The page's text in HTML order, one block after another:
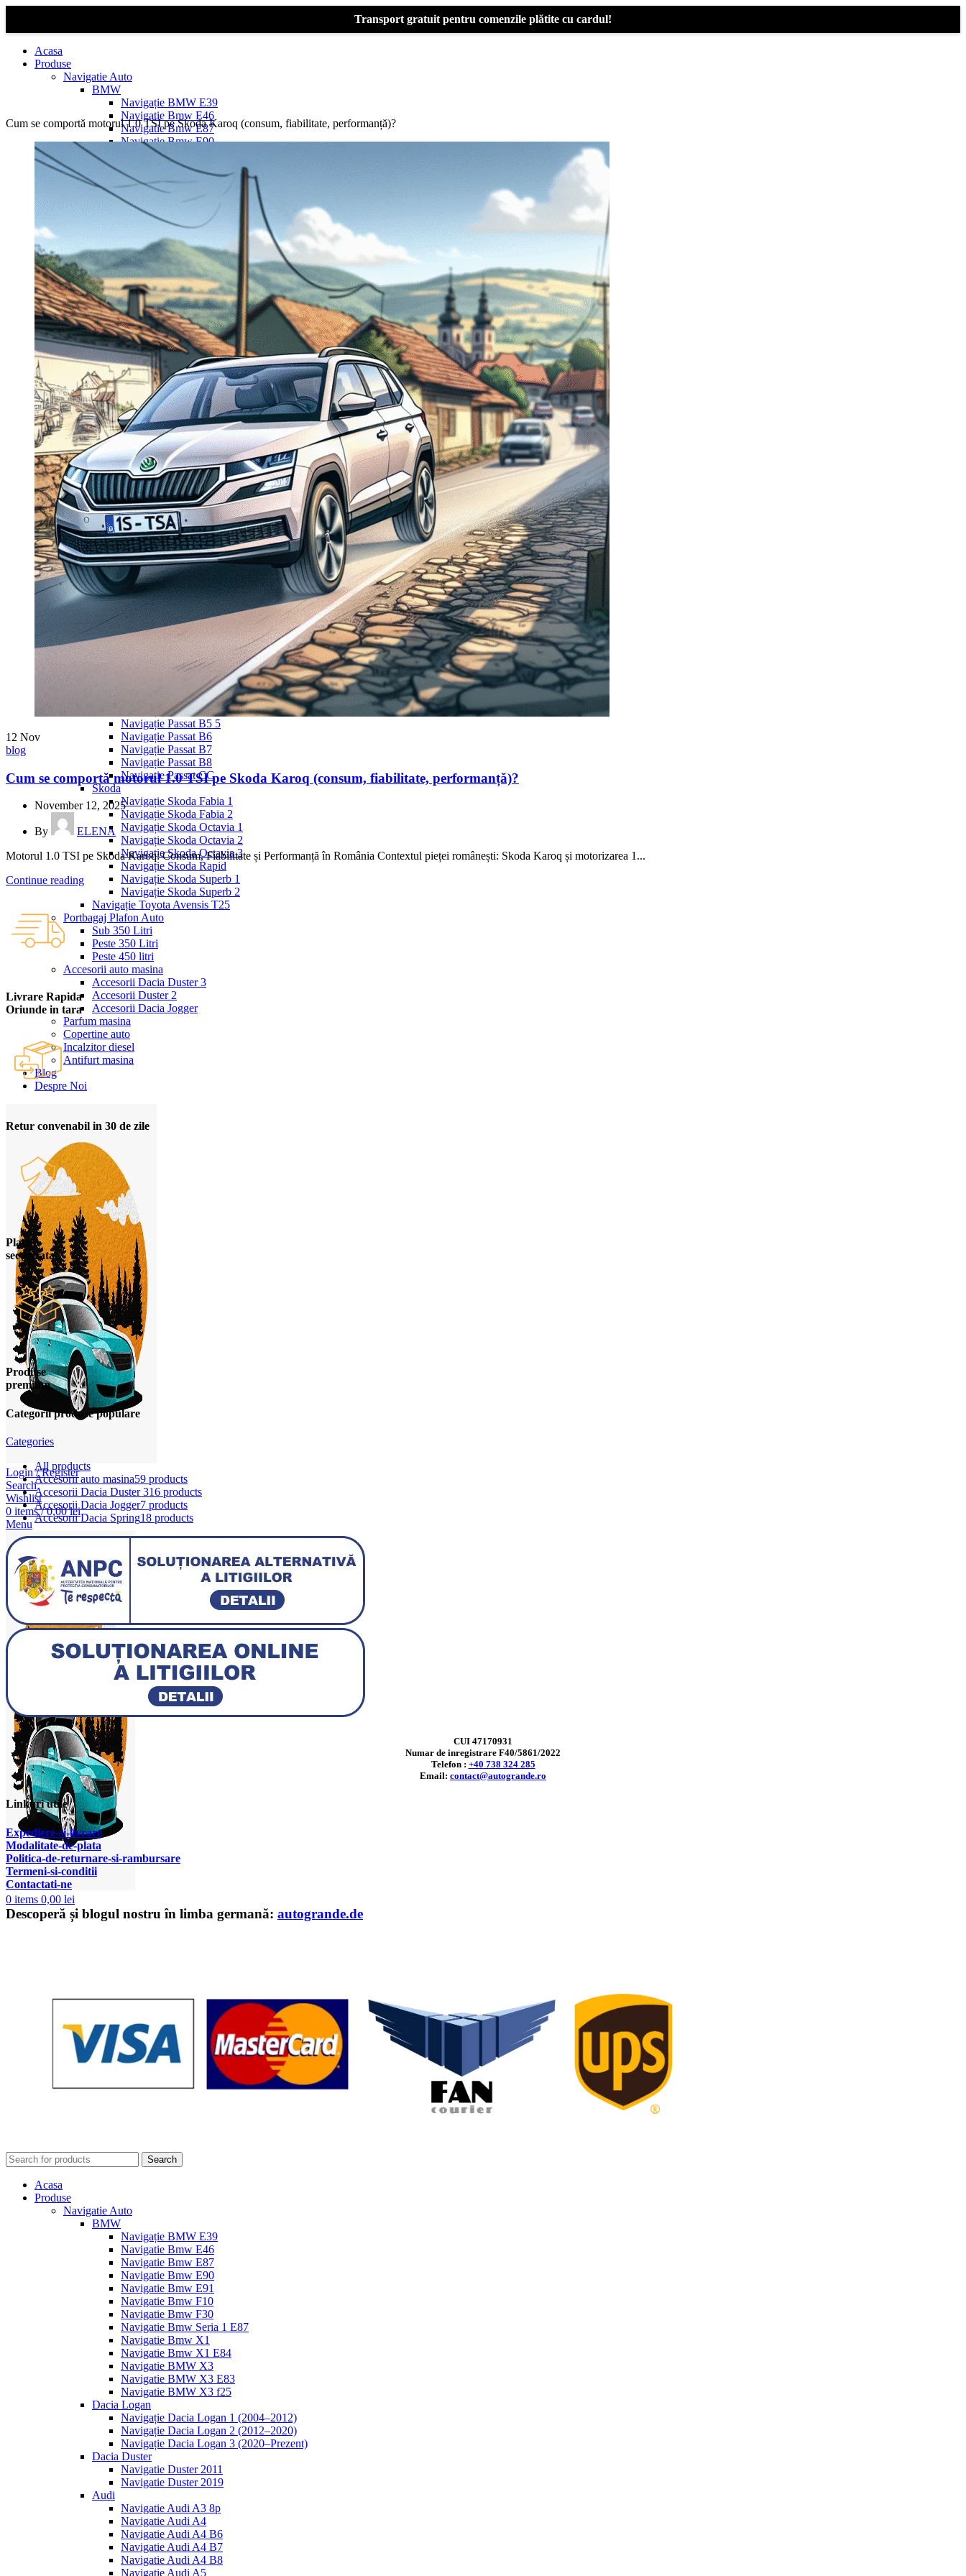
Transport gratuit pentru comenzile plătite cu cardul!
Acasa
Produse
Navigatie Auto
BMW
Navigație BMW E39
Navigatie Bmw E46
Navigatie Bmw E87
Navigatie Bmw E90
Navigatie Bmw E91
Navigatie Bmw F10
Navigatie Bmw F30
Navigatie Bmw Seria 1 E87
Navigatie Bmw X1
Navigatie Bmw X1 E84
Navigatie BMW X3
Navigatie BMW X3 E83
Navigatie BMW X3 f25
Dacia Logan
Navigație Dacia Logan 1 (2004–2012)
Navigație Dacia Logan 2 (2012–2020)
Navigație Dacia Logan 3 (2020–Prezent)
Dacia Duster
Navigatie Duster 2011
Navigatie Duster 2019
Audi
Navigatie Audi A3 8p
Navigatie Audi A4
Navigatie Audi A4 B6
Navigatie Audi A4 B7
Navigatie Audi A4 B8
Navigatie Audi A5
Navigatie Audi A6 C5
Navigatie Audi A6 C6
Navigatie Audi A6 C7
Navigatie Audi Q5
Ford
Navigație Ford Fiesta
Navigație Ford Focus 1
Navigație Ford Focus 2
Navigație Ford Focus MK3
Navigație Ford Mondeo MK3
Navigație Ford Mondeo MK4
Navigație Ford Transit
Mercedes
Navigație Mercedes C Class W203
Navigație Mercedes C Class W204
Navigație Mercedes W203
Navigație Mercedes W204
Navigație Mercedes W211
Navigație Mercedes Sprinter
Navigație Passat B5
Navigație Passat B5 5
Navigație Passat B6
Navigație Passat B7
Navigație Passat B8
Navigație Passat CC
Skoda
Navigație Skoda Fabia 1
Navigație Skoda Fabia 2
Navigație Skoda Octavia 1
Navigație Skoda Octavia 2
Navigație Skoda Octavia 3
Navigație Skoda Rapid
Navigație Skoda Superb 1
Navigație Skoda Superb 2
Navigație Toyota Avensis T25
Portbagaj Plafon Auto
Sub 350 Litri
Peste 350 Litri
Peste 450 litri
Accesorii auto masina
Accesorii Dacia Duster 3
Accesorii Duster 2
Accesorii Dacia Jogger
Parfum masina
Copertine auto
Incalzitor diesel
Antifurt masina
Blog
Despre Noi
Login / Register
Search
Wishlist
0 items / 0,00lei
Menu
0 items 0,00 lei
Cum se comportă motorul 1.0 TSI pe Skoda Karoq (consum, fiabilitate, performanță)?
12 Nov
blog
Cum se comportă motorul 1.0 TSI pe Skoda Karoq (consum, fiabilitate, performanță)?
November 12, 2025
By
ELENA
Motorul 1.0 TSI pe Skoda Karoq: Consum, Fiabilitate și Performanță în România Contextul pieței românești: Skoda Karoq și motorizarea 1...
Continue reading
Livrare Rapida
Oriunde in tara
Retur convenabil in 30 de zile
Plata
securizata
Produse
premium
Categorii produse populare
Categories
All products
Accesorii auto masina59 products
Accesorii Dacia Duster 316 products
Accesorii Dacia Jogger7 products
Accesorii Dacia Spring18 products
CUI 47170931
Numar de inregistrare F40/5861/2022
Telefon : +40 738 324 285
Email: contact@autogrande.ro
Linkuri utile
Expediere-si-livrare
Modalitate-de-plata
Politica-de-returnare-si-rambursare
Termeni-si-conditii
Contactati-ne
Descoperă și blogul nostru în limba germană: autogrande.de
Search
Acasa
Produse
Navigatie Auto
BMW
Navigație BMW E39
Navigatie Bmw E46
Navigatie Bmw E87
Navigatie Bmw E90
Navigatie Bmw E91
Navigatie Bmw F10
Navigatie Bmw F30
Navigatie Bmw Seria 1 E87
Navigatie Bmw X1
Navigatie Bmw X1 E84
Navigatie BMW X3
Navigatie BMW X3 E83
Navigatie BMW X3 f25
Dacia Logan
Navigație Dacia Logan 1 (2004–2012)
Navigație Dacia Logan 2 (2012–2020)
Navigație Dacia Logan 3 (2020–Prezent)
Dacia Duster
Navigatie Duster 2011
Navigatie Duster 2019
Audi
Navigatie Audi A3 8p
Navigatie Audi A4
Navigatie Audi A4 B6
Navigatie Audi A4 B7
Navigatie Audi A4 B8
Navigatie Audi A5